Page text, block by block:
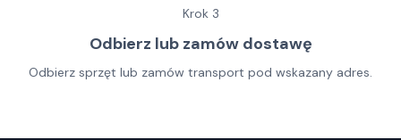
Krok 3
Odbierz lub zamów dostawę
Odbierz sprzęt lub zamów transport pod wskazany adres.